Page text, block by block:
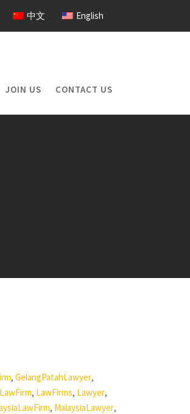
中文 English
JOIN US CONTACT US
, GelangPatahLawyer,
LawFirm, LawFirms, Lawyer,
, MalaysiaLawyer,